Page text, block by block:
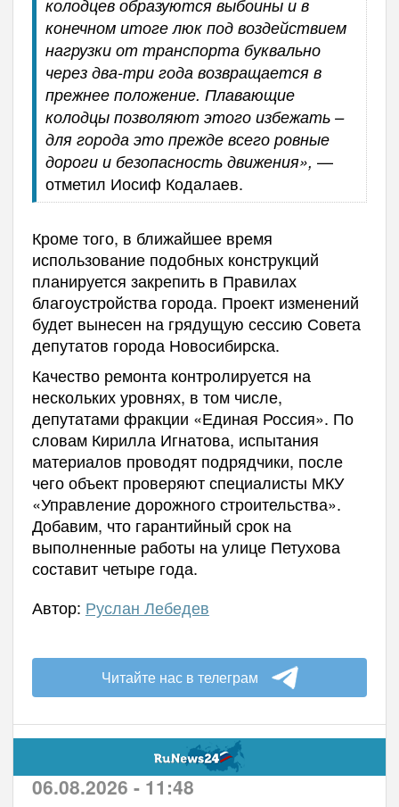
колодцев образуются выбоины и в
конечном итоге люк под воздействием
нагрузки от транспорта буквально
через два-три года возвращается в
прежнее положение. Плавающие
колодцы позволяют этого избежать –
для города это прежде всего ровные
дороги и безопасность движения», —
отметил Иосиф Кодалаев.
Кроме того, в ближайшее время
использование подобных конструкций
планируется закрепить в Правилах
благоустройства города. Проект изменений
будет вынесен на грядущую сессию Совета
депутатов города Новосибирска.
Качество ремонта контролируется на
нескольких уровнях, в том числе,
депутатами фракции «Единая Россия». По
словам Кирилла Игнатова, испытания
материалов проводят подрядчики, после
чего объект проверяют специалисты МКУ
«Управление дорожного строительства».
Добавим, что гарантийный срок на
выполненные работы на улице Петухова
составит четыре года.
Автор: Руслан Лебедев
Читайте нас в телеграм
06.08.2026 - 11:48